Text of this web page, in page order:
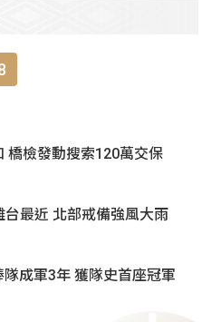
橋檢發動搜索120萬交保
台最近 北部戒備強風大雨
成軍3年 獲隊史首座冠軍